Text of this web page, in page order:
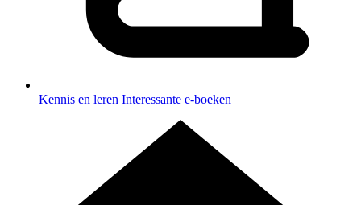
Kennis en leren Interessante e-boeken